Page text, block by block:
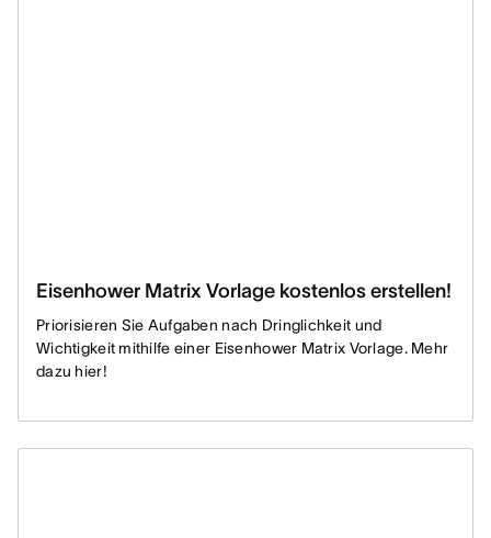
Eisenhower Matrix Vorlage kostenlos erstellen!
Priorisieren Sie Aufgaben nach Dringlichkeit und
Wichtigkeit mithilfe einer Eisenhower Matrix Vorlage. Mehr
dazu hier!